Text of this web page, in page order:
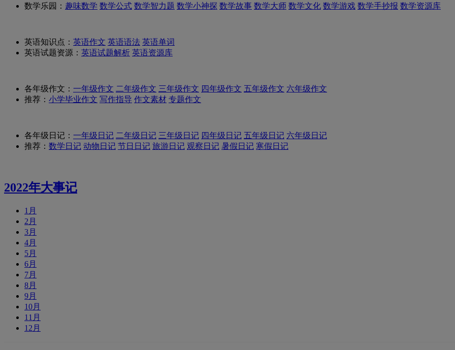
数学乐园： 趣味数学 数学公式 数学智力题 数学小神探 数学故事 数学大师 数学文化 数学游戏 数学手抄报 数学资源库
英语知识点： 英语作文 英语语法 英语单词
英语试题资源： 英语试题解析 英语资源库
各年级作文： 一年级作文 二年级作文 三年级作文 四年级作文 五年级作文 六年级作文
推荐： 小学毕业作文 写作指导 作文素材 专题作文
各年级日记： 一年级日记 二年级日记 三年级日记 四年级日记 五年级日记 六年级日记
推荐： 数学日记 动物日记 节日日记 旅游日记 观察日记 暑假日记 寒假日记
2022年大事记
1月
2月
3月
4月
5月
6月
7月
8月
9月
10月
11月
12月